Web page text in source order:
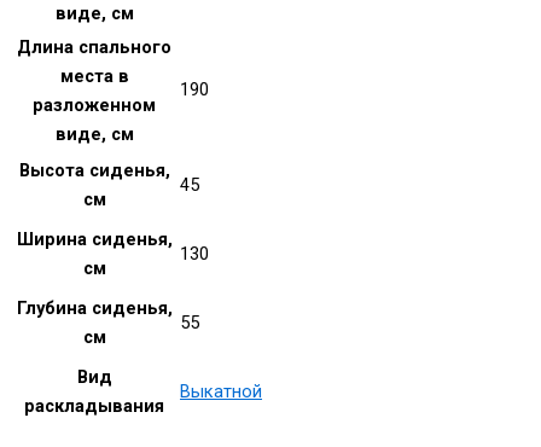
виде, см
Длина спального
места в
разложенном
виде, см
190
Высота сиденья,
см
45
Ширина сиденья,
см
130
Глубина сиденья,
см
55
Вид
раскладывания
Выкатной